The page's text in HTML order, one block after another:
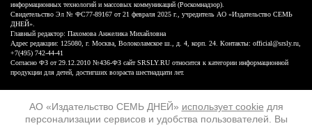
АО «Издательство СЕМЬ ДНЕЙ» использует cookie для
персонализации сервисов и удобства пользователей. Вы
16+
информационных технологий и массовых коммуникаций (Роскомнадзор).
Свидетельство Эл № ФС77-89167 от 21 февраля 2025 г., учредитель АО «Издательство СЕМЬ
ДНЕЙ».
Главный редактор: Пахомова Анжелика Михайловна
Адрес редакции: 125080, г. Москва, Волоколамское ш., д. 4, корп. 24. Контакты: official@srsly.ru,
+7(495) 742-44-41
Согласно ФЗ от 29.12.2010 №436-ФЗ сайт SRSLY.RU относится к категории информационной
продукции для детей, достигших возраста шестнадцати лет.